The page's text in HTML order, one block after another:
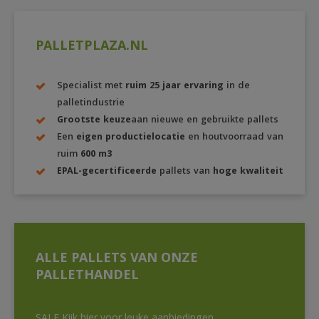
PALLETPLAZA.NL
Specialist met ruim 25 jaar ervaring in de
palletindustrie
Grootste keuzeaan nieuwe en gebruikte pallets
Een eigen productielocatie en houtvoorraad van
ruim 600 m3
EPAL-gecertificeerde pallets van hoge kwaliteit
ALLE PALLETS VAN ONZE
PALLETHANDEL